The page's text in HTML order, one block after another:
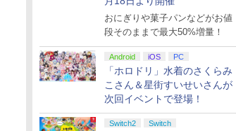
おにぎりや菓子パンなどがお値
段そのままで最大50%増量！
Android iOS PC
「ホロドリ」水着のさくらみ
こさん＆星街すいせいさんが
次回イベントで登場！
Switch2 Switch